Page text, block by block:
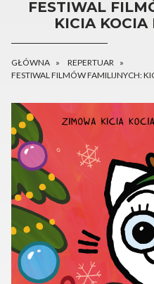
FESTIWAL
KICIA KOCIA
GŁÓWNA
REPERTUAR
FESTIWAL FILMÓW FAMILIJNYCH: